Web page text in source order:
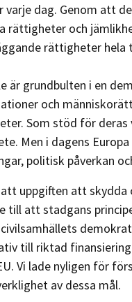
dag. Genom att
och
rättigheter hela
är grundbulten i en
och
Som stöd för
Men i dagens
politisk påverkan
uppgiften att
till att stadgans
till riktad
Vi lade nyligen för
av dessa mål.